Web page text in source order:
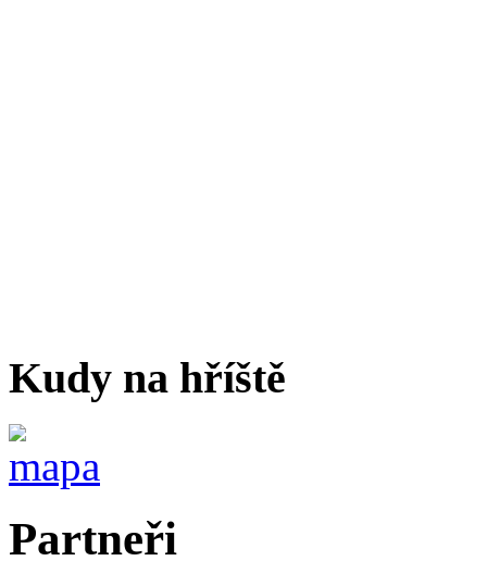
Kudy na hříště
Partneři